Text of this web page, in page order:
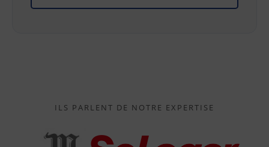
ILS PARLENT DE NOTRE EXPERTISE